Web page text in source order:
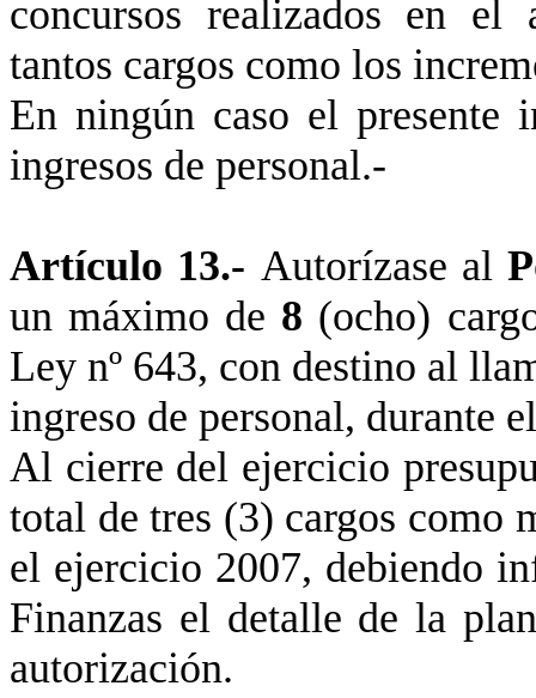
concursos realizados en el
tantos cargos como los
En ningún caso el presente
ingresos de personal.-
Artículo 13.- Autorízase al
un máximo de 8 (ocho)
Ley nº 643, con destino al
ingreso de personal, durante
Al cierre del ejercicio
total de tres (3) cargos como
el ejercicio 2007, debiendo
Finanzas el detalle de la
autorización.